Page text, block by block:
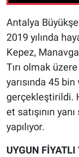
Antalya
2019 yılında
Kepez,
Tırı olmak
yarısında 45
gerçekleştirildi.
et satışının
yapılıyor.
UYGUN